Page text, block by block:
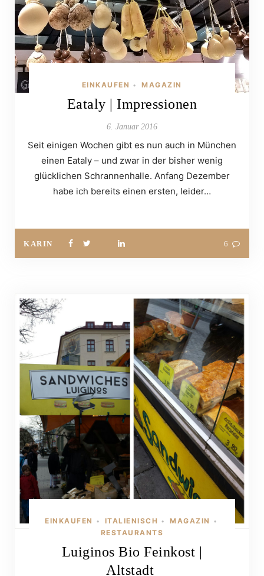
EINKAUFEN • MAGAZIN
Eataly | Impressionen
6. Januar 2016
Seit einigen Wochen gibt es nun auch in München
einen Eataly – und zwar in der bisher wenig
glücklichen Schrannenhalle. Anfang Dezember
habe ich bereits einen ersten, leider…
KARIN 6
EINKAUFEN • ITALIENISCH • MAGAZIN •
RESTAURANTS
Luiginos Bio Feinkost |
Altstadt